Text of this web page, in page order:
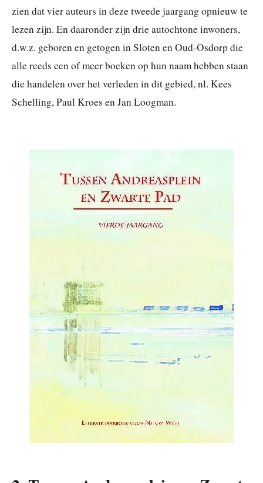
zien dat vier auteurs in deze tweede jaargang opnieuw te
lezen zijn. En daaronder zijn drie autochtone inwoners,
d.w.z. geboren en getogen in Sloten en Oud-Osdorp die
alle reeds een of meer boeken op hun naam hebben staan
die handelen over het verleden in dit gebied, nl. Kees
Schelling, Paul Kroes en Jan Loogman.